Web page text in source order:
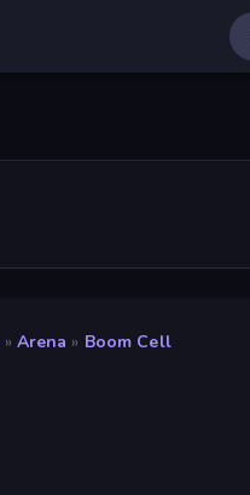
» Arena » Boom Cell